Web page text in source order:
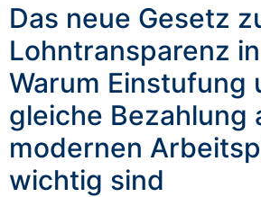
Das neue Gesetz
Lohntransparenz
Warum Einstufung
gleiche Bezahlung
modernen
wichtig sind